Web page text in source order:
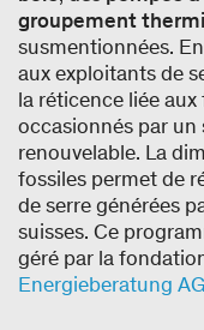
groupement
susmentionnées.
aux exploitants de
la réticence liée aux
occasionnés par un
renouvelable. La
fossiles permet de
de serre générées
suisses. Ce
géré par la
Energieberatung AG